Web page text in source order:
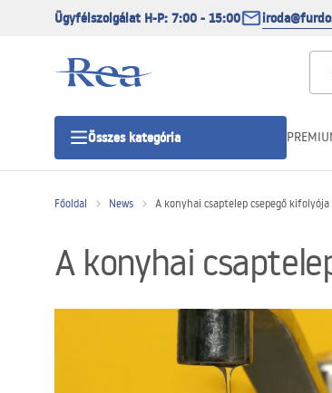
Ügyfélszolgálat H-P: 7:00 - 15:00
Összes kategória
Zuhanyajtó
Zuhanytálcák
Főoldal News A konyhai csaptelep csepegő
A konyhai